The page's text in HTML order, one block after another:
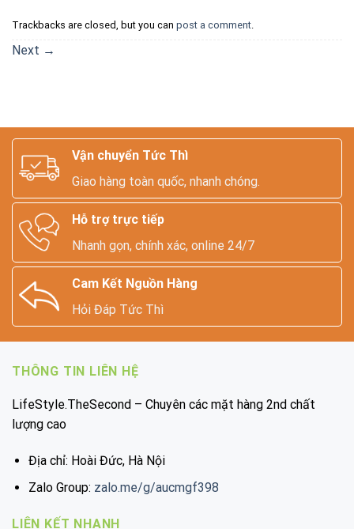
Trackbacks are closed, but you can post a comment.
Next →
Vận chuyển Tức Thì
Giao hàng toàn quốc, nhanh chóng.
Hỗ trợ trực tiếp
Nhanh gọn, chính xác, online 24/7
Cam Kết Nguồn Hàng
Hỏi Đáp Tức Thì
THÔNG TIN LIÊN HỆ
LifeStyle.TheSecond – Chuyên các mặt hàng 2nd chất
lượng cao
Địa chỉ: Hoài Đức, Hà Nội
Zalo Group: zalo.me/g/aucmgf398
LIÊN KẾT NHANH